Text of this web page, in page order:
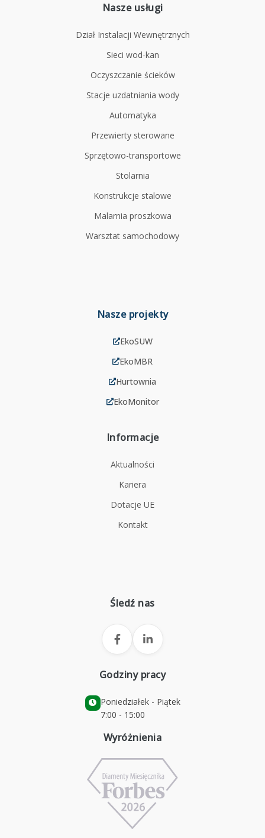
Nasze usługi
Dział Instalacji Wewnętrznych
Sieci wod-kan
Oczyszczanie ścieków
Stacje uzdatniania wody
Automatyka
Przewierty sterowane
Sprzętowo-transportowe
Stolarnia
Konstrukcje stalowe
Malarnia proszkowa
Warsztat samochodowy
Nasze projekty
EkoSUW
EkoMBR
Hurtownia
EkoMonitor
Informacje
Aktualności
Kariera
Dotacje UE
Kontakt
Śledź nas
Godziny pracy
Poniedziałek - Piątek
7:00 - 15:00
Wyróżnienia